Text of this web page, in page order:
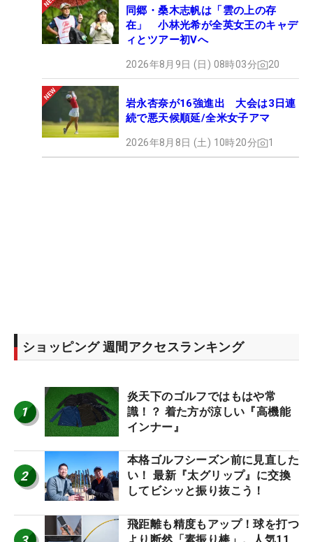
同郷・桑木志帆は「雲の上の存
在」 小林光希が全英女王のキャデ
ィとツアー初Vへ
2026年8月9日 (日) 08時03分 20
岩永杏奈が16強進出 大会は3日連
続で悪天候順延/全米女子アマ
2026年8月8日 (土) 10時20分 1
ショッピング 週間アクセスランキング
1
炎天下のゴルフではもはや常
識！？ 着た方が涼しい『高機能
インナー』
2
本格ゴルフシーズン前に見直した
い！ 最新『太グリップ』に交換
してビシッと振り抜こう！
飛距離も精度もアップ！球を打つ